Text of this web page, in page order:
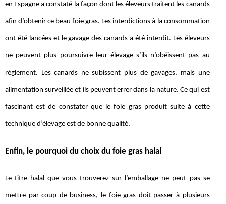
en Espagne a constaté la façon dont les éleveurs traitent les canards
afin d’obtenir ce beau foie gras. Les interdictions à la consommation
ont été lancées et le gavage des canards a été interdit. Les éleveurs
ne peuvent plus poursuivre leur élevage s’ils n’obéissent pas au
règlement. Les canards ne subissent plus de gavages, mais une
alimentation surveillée et ils peuvent errer dans la nature. Ce qui est
fascinant est de constater que le foie gras produit suite à cette
technique d’élevage est de bonne qualité.
Enfin, le pourquoi du choix du foie gras halal
Le titre halal que vous trouverez sur l’emballage ne peut pas se
mettre par coup de business, le foie gras doit passer à plusieurs